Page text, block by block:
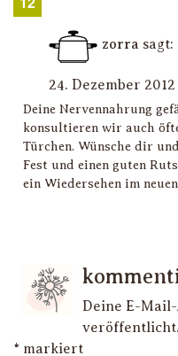
zorra sagt:
24. Dezember
Deine Nervennahrung
konsultieren wir auch
Türchen. Wünsche dir
Fest und einen guten
ein Wiedersehen im
Deine E-
veröffentlicht.
* markiert